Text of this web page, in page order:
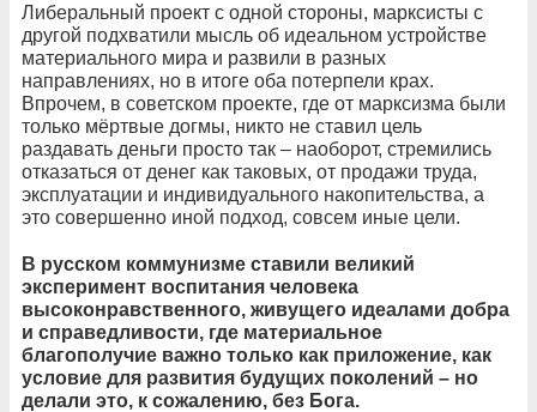
Либеральный проект с одной стороны, марксисты с
другой подхватили мысль об идеальном устройстве
материального мира и развили в разных
направлениях, но в итоге оба потерпели крах.
Впрочем, в советском проекте, где от марксизма были
только мёртвые догмы, никто не ставил цель
раздавать деньги просто так – наоборот, стремились
отказаться от денег как таковых, от продажи труда,
эксплуатации и индивидуального накопительства, а
это совершенно иной подход, совсем иные цели.
В русском коммунизме ставили великий
эксперимент воспитания человека
высоконравственного, живущего идеалами добра
и справедливости, где материальное
благополучие важно только как приложение, как
условие для развития будущих поколений – но
делали это, к сожалению, без Бога.